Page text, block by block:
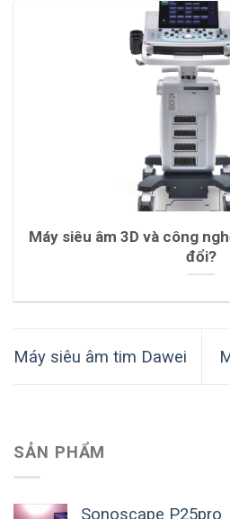
Máy siêu âm 3D và công
đổi?
Máy siêu âm tim Dawei
SẢN PHẨM
Sonoscape P25pro